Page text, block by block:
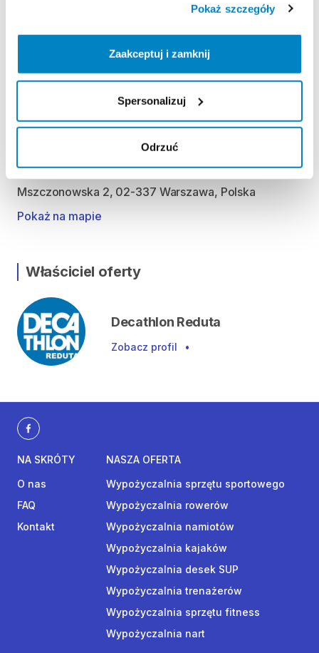
Pokaż szczegóły
Zaakceptuj i zamknij
Spersonalizuj
Odrzuć
Środa: 10:00 - 20:30
Piątek: 10:00 - 20:30
Sobota: 10:00 - 20:30
Niedziela handlowa: 10:00 - 19:30
Mszczonowska 2, 02-337 Warszawa, Polska
Pokaż na mapie
Właściciel oferty
Decathlon Reduta
Zobacz profil •
NA SKRÓTY
O nas
FAQ
Kontakt
NASZA OFERTA
Wypożyczalnia sprzętu sportowego
Wypożyczalnia rowerów
Wypożyczalnia namiotów
Wypożyczalnia kajaków
Wypożyczalnia desek SUP
Wypożyczalnia trenażerów
Wypożyczalnia sprzętu fitness
Wypożyczalnia nart